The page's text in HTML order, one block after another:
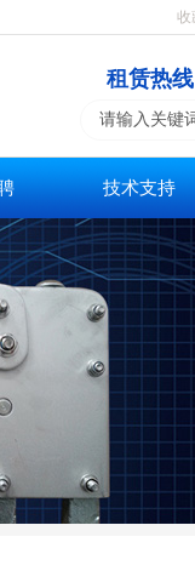
收
租赁热
技术支持